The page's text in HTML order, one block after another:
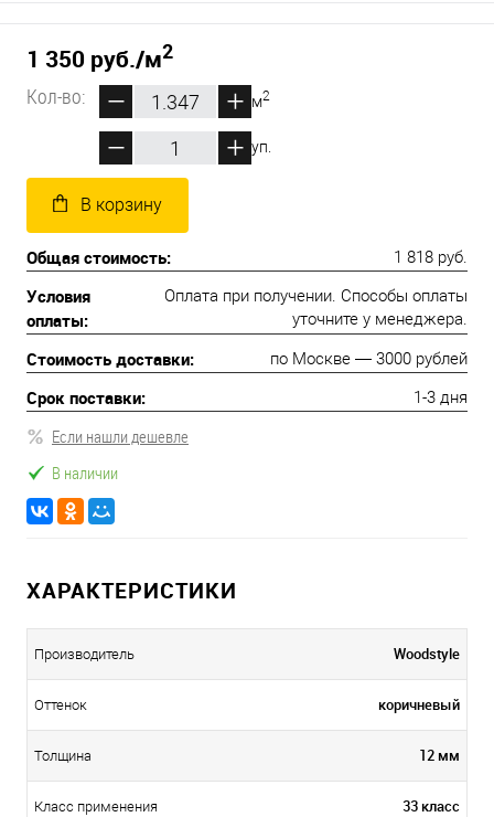
1 350 руб./м2
Кол-во:
м2
уп.
В корзину
Общая стоимость: 1 818 руб.
Условия
оплаты:
Оплата при получении. Способы оплаты
уточните у менеджера.
Стоимость доставки: по Москве — 3000 рублей
Срок поставки: 1-3 дня
Если нашли дешевле
В наличии
ХАРАКТЕРИСТИКИ
Производитель Woodstyle
Оттенок коричневый
Толщина 12 мм
Класс применения 33 класс